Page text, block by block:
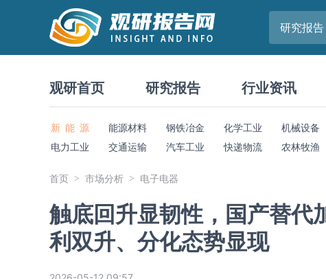
研究报告
观研首页 研究报告 行业资讯
新 能 源 能源材料 钢铁冶金 化学工业
机械设备
电力工业
交通运输 汽车工业 快递物流 农林牧渔
首页 市场分析 电子电器
触底回升显韧性，国产替代
利双升、分化态势显现